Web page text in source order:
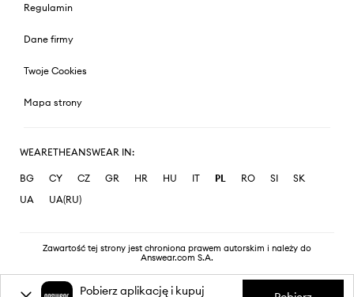
Regulamin
Dane firmy
Twoje Cookies
Mapa strony
WEARETHEANSWEAR IN:
BG CY CZ GR HR HU IT PL RO SI
SK
UA
UA(RU)
Zawartość tej strony jest chroniona prawem autorskim i należy do
Answear.com S.A.
Pobierz aplikację i kupuj